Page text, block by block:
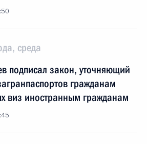
среда
подписал закон, уточняющий
гражданам
виз иностранным гражданам